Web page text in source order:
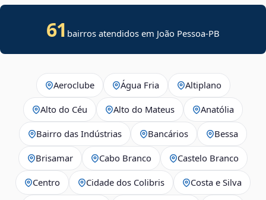
61 bairros atendidos em João Pessoa-PB
Aeroclube Água Fria Altiplano
Alto do Céu Alto do Mateus Anatólia
Bairro das Indústrias Bancários Bessa
Brisamar Cabo Branco Castelo Branco
Centro Cidade dos Colibris Costa e Silva